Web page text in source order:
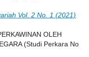
Vol. 2 No. 1 (2021)
OLEH
(Studi Perkara No